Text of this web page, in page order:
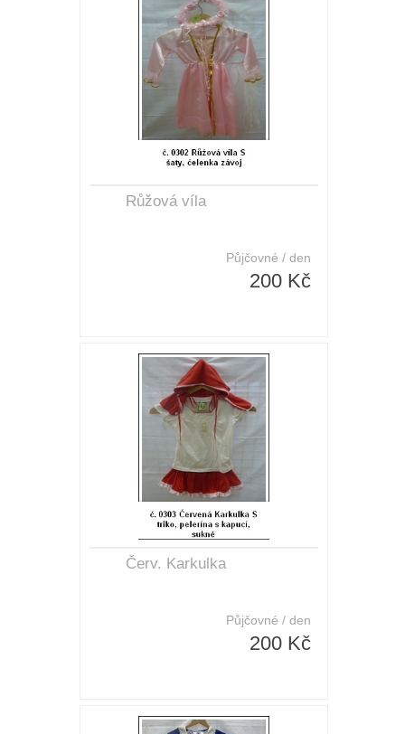
Růžová víla
Půjčovné / den
200 Kč
Červ. Karkulka
Půjčovné / den
200 Kč